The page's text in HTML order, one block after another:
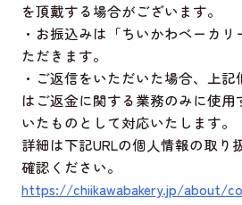
を頂戴する場合がございます。
・お振込みは「ちいかわベーカ
ただきます。
・ご返信をいただいた場合、上
はご返金に関する業務のみに使
いたものとして対応いたします。
詳細は下記URLの個人情報の取り
確認ください。
https://chiikawabakery.jp/about/